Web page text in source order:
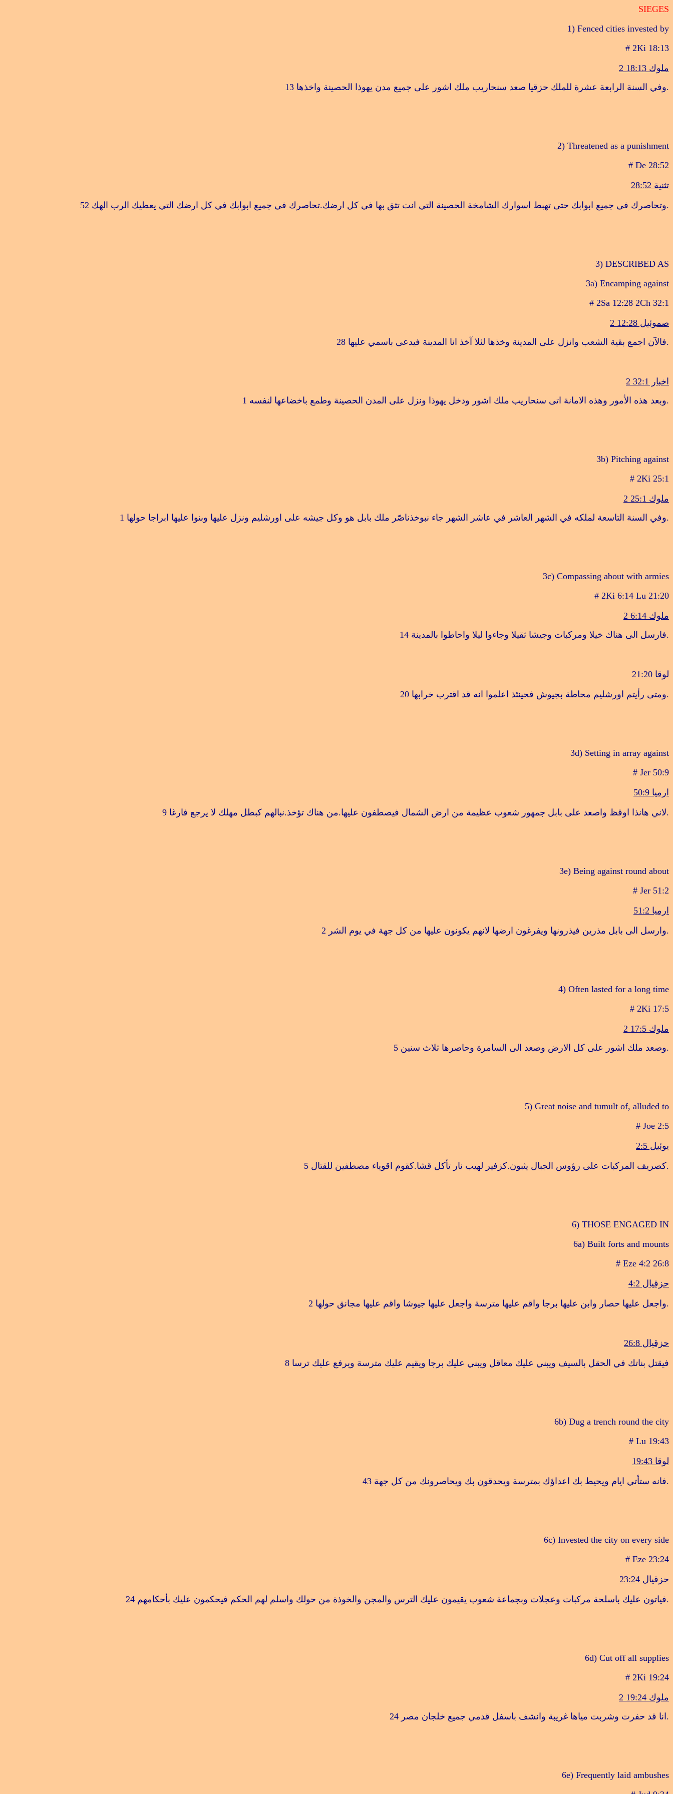
SIEGES
1) Fenced cities invested by
# 2Ki 18:13
2
ملوك 18:13
13 وفي السنة الرابعة عشرة للملك حزقيا صعد سنحاريب ملك اشور على جميع مدن يهوذا الحصينة واخذها.
2) Threatened as a punishment
# De 28:52
تثنية 28:52
52 وتحاصرك في جميع ابوابك حتى تهبط اسوارك الشامخة الحصينة التي انت تثق بها في كل ارضك.تحاصرك في جميع ابوابك في كل ارضك التي يعطيك الرب الهك.
3) DESCRIBED AS
3a) Encamping against
# 2Sa 12:28 2Ch 32:1
2
صموئيل 12:28
28 فالآن اجمع بقية الشعب وانزل على المدينة وخذها لئلا آخذ انا المدينة فيدعى باسمي عليها.
2
اخبار 32:1
1 وبعد هذه الأمور وهذه الامانة اتى سنحاريب ملك اشور ودخل يهوذا ونزل على المدن الحصينة وطمع باخضاعها لنفسه.
3b) Pitching against
# 2Ki 25:1
2
ملوك 25:1
1 وفي السنة التاسعة لملكه في الشهر العاشر في عاشر الشهر جاء نبوخذناصّر ملك بابل هو وكل جيشه على اورشليم ونزل عليها وبنوا عليها ابراجا حولها.
3c) Compassing about with armies
# 2Ki 6:14 Lu 21:20
2
ملوك 6:14
14 فارسل الى هناك خيلا ومركبات وجيشا ثقيلا وجاءوا ليلا واحاطوا بالمدينة.
لوقا 21:20
20 ومتى رأيتم اورشليم محاطة بجيوش فحينئذ اعلموا انه قد اقترب خرابها.
3d) Setting in array against
# Jer 50:9
ارميا 50:9
9 لاني هانذا اوقظ واصعد على بابل جمهور شعوب عظيمة من ارض الشمال فيصطفون عليها.من هناك تؤخذ.نبالهم كبطل مهلك لا يرجع فارغا.
3e) Being against round about
# Jer 51:2
ارميا 51:2
2 وارسل الى بابل مذرين فيذرونها ويفرغون ارضها لانهم يكونون عليها من كل جهة في يوم الشر.
4) Often lasted for a long time
# 2Ki 17:5
2
ملوك 17:5
5 وصعد ملك اشور على كل الارض وصعد الى السامرة وحاصرها ثلاث سنين.
5) Great noise and tumult of, alluded to
# Joe 2:5
يوئيل 2:5
5 كصريف المركبات على رؤوس الجبال يثبون.كزفير لهيب نار تأكل قشا.كقوم اقوياء مصطفين للقتال.
6) THOSE ENGAGED IN
6a) Built forts and mounts
# Eze 4:2 26:8
حزقيال 4:2
2 واجعل عليها حصار وابن عليها برجا واقم عليها مترسة واجعل عليها جيوشا واقم عليها مجانق حولها.
حزقيال 26:8
8 فيقتل بناتك في الحقل بالسيف ويبني عليك معاقل ويبني عليك برجا ويقيم عليك مترسة ويرفع عليك ترسا
6b) Dug a trench round the city
# Lu 19:43
لوقا 19:43
43 فانه ستأتي ايام ويحيط بك اعداؤك بمترسة ويحدقون بك ويحاصرونك من كل جهة.
6c) Invested the city on every side
# Eze 23:24
حزقيال 23:24
24 فياتون عليك باسلحة مركبات وعجلات وبجماعة شعوب يقيمون عليك الترس والمجن والخوذة من حولك واسلم لهم الحكم فيحكمون عليك بأحكامهم.
6d) Cut off all supplies
# 2Ki 19:24
2
ملوك 19:24
24 انا قد حفرت وشربت مياها غريبة وانشف باسفل قدمي جميع خلجان مصر .
6e) Frequently laid ambushes